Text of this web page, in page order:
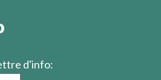
d'info: